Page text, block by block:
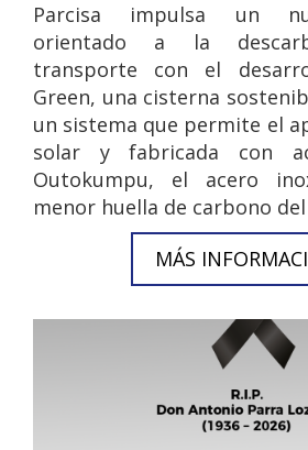
Parcisa impulsa un
orientado a la
transporte con el
Green, una cisterna
un sistema que permite el
solar y fabricada con
Outokumpu, el acero
menor huella de carbono
MÁS